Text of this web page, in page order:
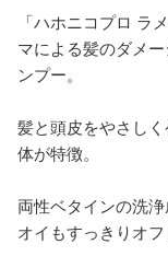
「ハホニコプロ ラ
マによる髪のダメ
ンプー。
髪と頭皮をやさし
体が特徴。
両性ベタインの洗
オイもすっきりオフ